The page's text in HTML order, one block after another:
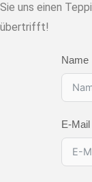
Sie uns einen
übertrifft!
Name
E-Mail